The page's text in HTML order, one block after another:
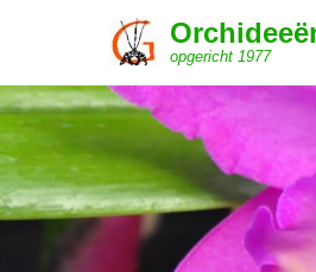
opgericht 1977